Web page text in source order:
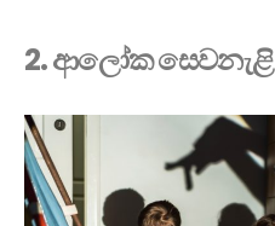
2. ආලෝක සෙවනැළි